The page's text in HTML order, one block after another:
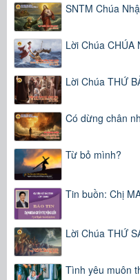
SNTM Chúa
Lời Chúa CHÚA
Lời Chúa THỨ
Có dừng chân
Từ bỏ mình?
Tin buồn: Chị
Lời Chúa THỨ
Tình yêu muôn